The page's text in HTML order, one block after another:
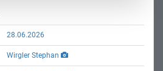
28.06.2026
Wirgler Stephan